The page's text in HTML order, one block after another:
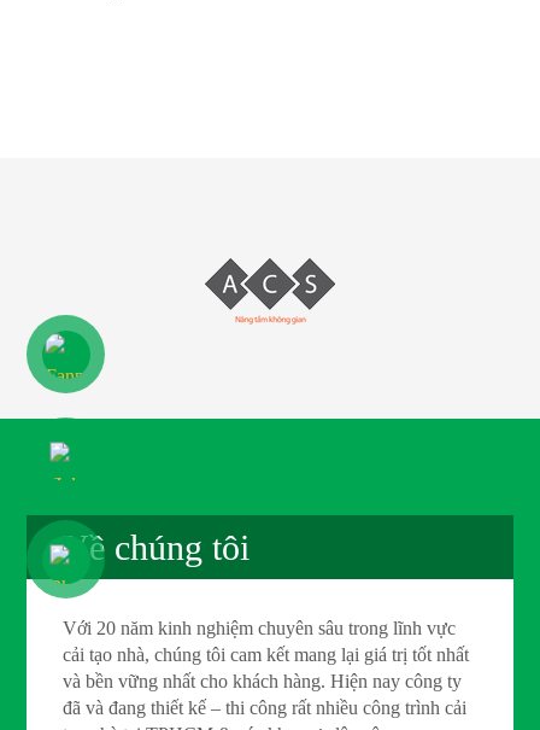
Về chúng tôi
Với 20 năm kinh nghiệm chuyên sâu trong lĩnh vực
cải tạo nhà, chúng tôi cam kết mang lại giá trị tốt nhất
và bền vững nhất cho khách hàng. Hiện nay công ty
đã và đang thiết kế – thi công rất nhiều công trình cải